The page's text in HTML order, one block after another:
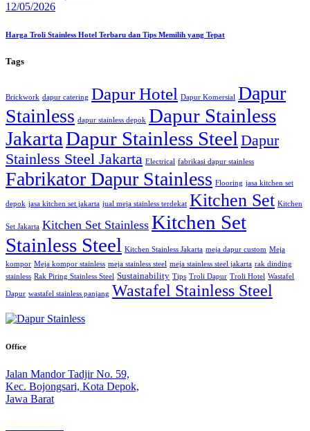
12/05/2026
Harga Troli Stainless Hotel Terbaru dan Tips Memilih yang Tepat
Tags
Brickwork dapur catering Dapur Hotel Dapur Komersial Dapur
Stainless dapur stainless depok Dapur Stainless
JakartaDapur Stainless Steel Dapur
Stainless Steel Jakarta Electrical fabrikasi dapur stainless
Fabrikator Dapur Stainless Flooring jasa kitchen set
depok jasa kitchen set jakarta jual meja stainless terdekat Kitchen Set Kitchen
Set Jakarta Kitchen Set Stainless Kitchen Set
Stainless Steel Kitchen Stainless Jakarta meja dapur custom Meja
kompor Meja kompor stainless meja stainless steel meja stainless steel jakarta rak dinding
stainless Rak Piring Stainless Steel Sustainability Tips Troli Dapur Troli Hotel Wastafel
Dapur wastafel stainless panjang Wastafel Stainless Steel
Office
Jalan Mandor Tadjir No. 59,
Kec. Bojongsari, Kota Depok,
Jawa Barat